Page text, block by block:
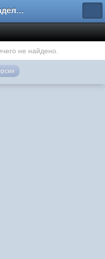
Форум владельцев интернет-магазинов
не найдено.